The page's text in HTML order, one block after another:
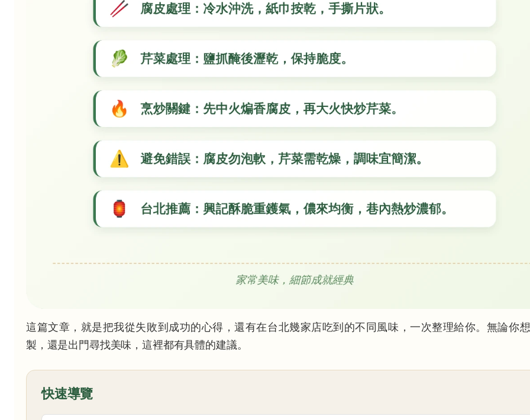
這篇文章，就是把我從失敗到成功的心得，還有在台北幾家店吃到的不同風味，一次整理給你。無論你
製，還是出門尋找美味，這裡都有具體的建議。
快速導覽